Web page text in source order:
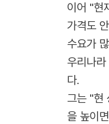
이어 "현
가격도
수요가
우리나
다.
그는 "현
을 높이